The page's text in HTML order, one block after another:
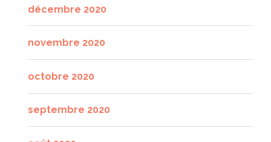
décembre 2020
novembre 2020
octobre 2020
septembre 2020